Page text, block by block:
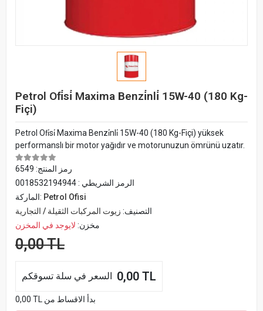
Petrol Ofi̇si̇ Maxima Benzi̇nli̇ 15W-40 (180 Kg-
Fiçi)
Petrol Ofi̇si̇ Maxima Benzi̇nli̇ 15W-40 (180 Kg-Fiçi) yüksek
performanslı bir motor yağıdır ve motorunuzun ömrünü uzatır.
رمز المنتج: 6549
الرمز الشريطي :0018532194944
الماركة: Petrol Ofisi
التصنيف: زيوت المركبات الثقيلة / التجارية
مخزن: لايوجد في المخزن
0,00 TL
السعر في سلة تسوقكم 0,00 TL
0,00 TL بدأ الاقساط من